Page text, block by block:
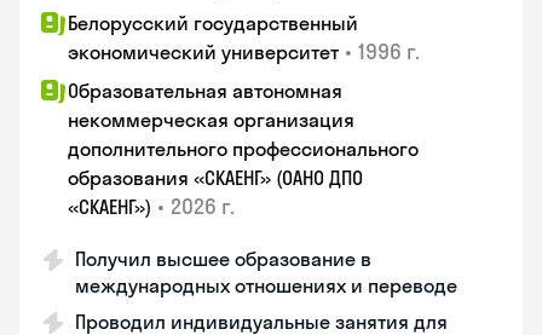
Белорусский государственный
экономический университет • 1996 г.
Образовательная автономная
некоммерческая организация
дополнительного профессионального
образования «СКАЕНГ» (ОАНО ДПО
«СКАЕНГ») • 2026 г.
Получил высшее образование в
международных отношениях и переводе
Проводил индивидуальные занятия для